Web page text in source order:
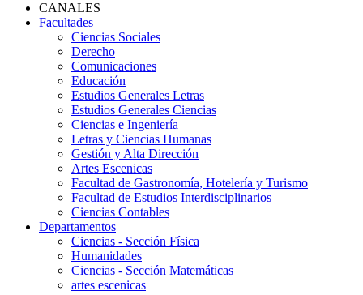
CANALES
Facultades
Ciencias Sociales
Derecho
Comunicaciones
Educación
Estudios Generales Letras
Estudios Generales Ciencias
Ciencias e Ingeniería
Letras y Ciencias Humanas
Gestión y Alta Dirección
Artes Escenicas
Facultad de Gastronomía, Hotelería y Turismo
Facultad de Estudios Interdisciplinarios
Ciencias Contables
Departamentos
Ciencias - Sección Física
Humanidades
Ciencias - Sección Matemáticas
artes escenicas